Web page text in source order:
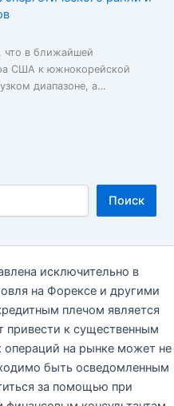
что в ближайшей
США к южнокорейской
диапазоне, а…
Поиск
исключительно в
на Форексе и другими
плечом является
привести к существенным
на рынке может не
быть осведомленным
за помощью при